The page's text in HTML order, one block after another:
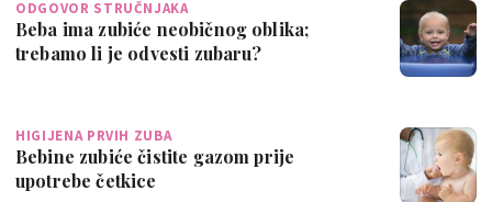
ODGOVOR STRUČNJAKA
Beba ima zubiće neobičnog oblika;
trebamo li je odvesti zubaru?
HIGIJENA PRVIH ZUBA
Bebine zubiće čistite gazom prije
upotrebe četkice